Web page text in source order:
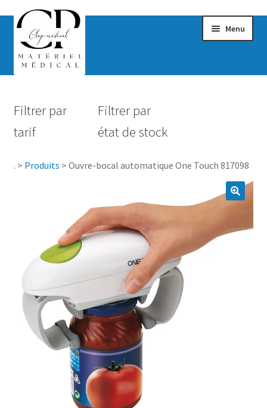
Menu
Hygiène
Accessoires Salle de bain
Vêtements & Chaussures
Sécurité
Pro.
0.00 €
Filtrer par
tarif
Filtrer par
état de stock
. > Produits > Ouvre-bocal automatique One Touch 817098